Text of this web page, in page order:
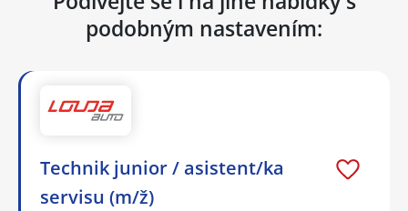
podobným nastavením:
Technik junior / asistent/ka
servisu (m/ž)